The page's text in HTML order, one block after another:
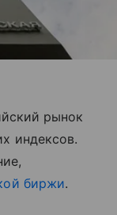
рынок
индексов.
биржи.